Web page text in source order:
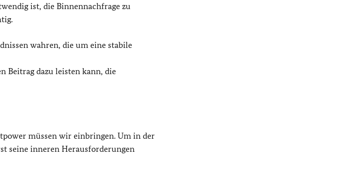
ist, die Binnennachfrage zu
wahren, die um eine stabile
Beitrag dazu leisten kann, die
müssen wir einbringen. Um in der
seine inneren Herausforderungen